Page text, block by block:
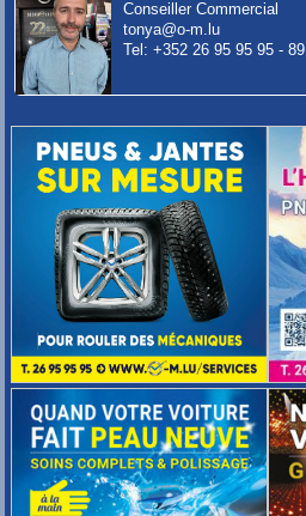
Conseiller Commercial
tonya@o-m.lu
Tel: +352 26 95 95 95 - 89